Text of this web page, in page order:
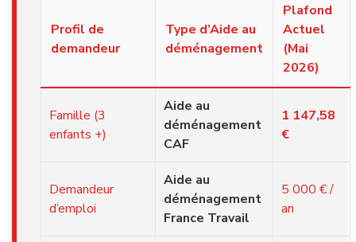
Profil de
demandeur
Type d’Aide au
déménagement
Plafond
Actuel
(Mai
2026)
Famille (3
enfants +)
Aide au
déménagement
CAF
1 147,58
€
Demandeur
d’emploi
Aide au
déménagement
France Travail
5 000 € /
an